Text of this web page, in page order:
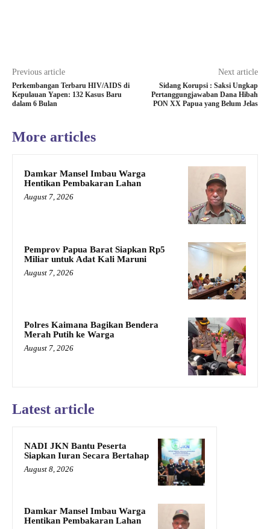
Previous article
Perkembangan Terbaru HIV/AIDS di
Kepulauan Yapen: 132 Kasus Baru
dalam 6 Bulan
Next article
Sidang Korupsi : Saksi Ungkap
Pertanggungjawaban Dana Hibah
PON XX Papua yang Belum Jelas
More articles
Damkar Mansel Imbau Warga
Hentikan Pembakaran Lahan
August 7, 2026
Pemprov Papua Barat Siapkan Rp5
Miliar untuk Adat Kali Maruni
August 7, 2026
Polres Kaimana Bagikan Bendera
Merah Putih ke Warga
August 7, 2026
Latest article
NADI JKN Bantu Peserta
Siapkan Iuran Secara Bertahap
August 8, 2026
Damkar Mansel Imbau Warga
Hentikan Pembakaran Lahan